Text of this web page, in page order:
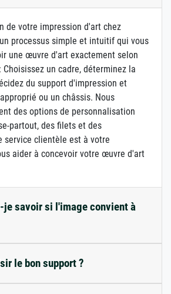
de votre impression d'art chez
processus simple et intuitif qui vous
une œuvre d'art exactement selon
un cadre, déterminez la
du support d'impression et
ou un châssis. Nous
des options de personnalisation
partout, des filets et des
service clientèle est à votre
aider à concevoir votre œuvre d'art
je savoir si l'image convient à
le bon support ?